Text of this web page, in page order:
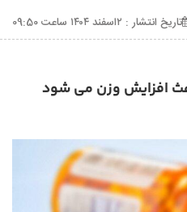
تاریخ انتشار : ۲اسفند ۱۴۰۴ ساعت 09:50
افزایش وزن می شود